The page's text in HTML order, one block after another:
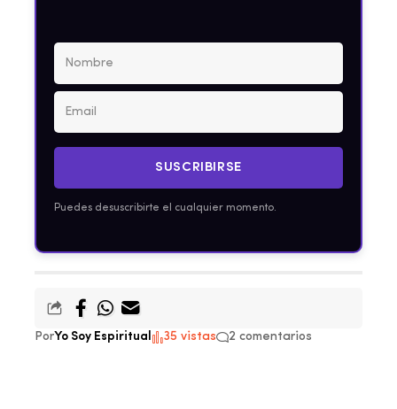
SUSCRIBIRSE
Puedes desuscribirte el cualquier momento.
PorYo Soy Espiritual 35 vistas 2 comentarios